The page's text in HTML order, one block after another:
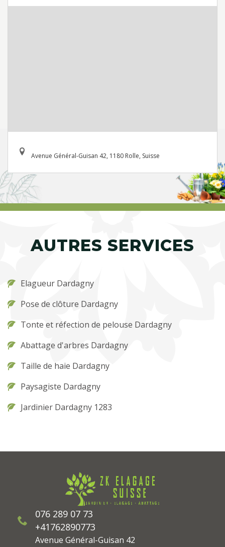
Avenue Général-Guisan 42, 1180 Rolle, Suisse
AUTRES SERVICES
Elagueur Dardagny
Pose de clôture Dardagny
Tonte et réfection de pelouse Dardagny
Abattage d'arbres Dardagny
Taille de haie Dardagny
Paysagiste Dardagny
Jardinier Dardagny 1283
076 289 07 73
+41762890773
Avenue Général-Guisan 42